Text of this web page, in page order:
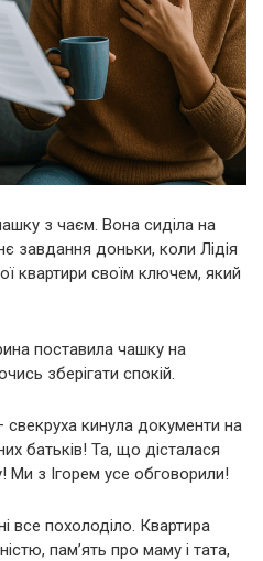
з чаєм. Вона сиділа на
завдання доньки, коли Лідія
квартири своїм ключем, який
поставила чашку на
зберігати спокій.
кинула документи на
батьків! Та, що дісталася
Ми з Ігорем усе обговорили!
все похолоділо. Квартира
пам’ять про маму і тата,